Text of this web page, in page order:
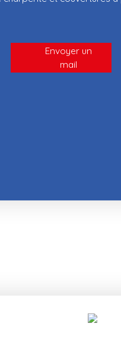
Envoyer un
mail